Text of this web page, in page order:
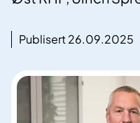
Publisert 26.09.2025